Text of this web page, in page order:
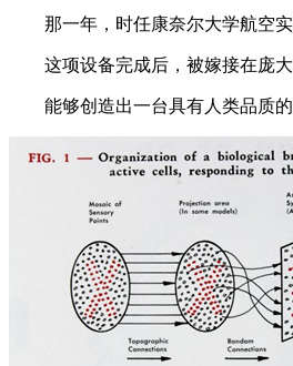
那一年，时任康奈尔大学航空实
这项设备完成后，被嫁接在庞大
能够创造出一台具有人类品质的